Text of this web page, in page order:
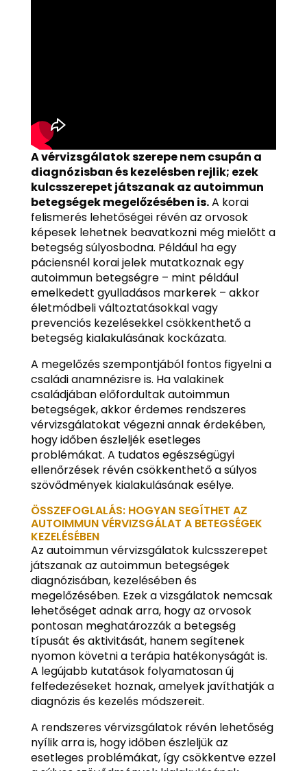
A vérvizsgálatok szerepe nem csupán a
diagnózisban és kezelésben rejlik; ezek
kulcsszerepet játszanak az autoimmun
betegségek megelőzésében is.A korai
felismerés lehetőségei révén az orvosok
képesek lehetnek beavatkozni még mielőtt a
betegség súlyosbodna. Például ha egy
páciensnél korai jelek mutatkoznak egy
autoimmun betegségre – mint például
emelkedett gyulladásos markerek – akkor
életmódbeli változtatásokkal vagy
prevenciós kezelésekkel csökkenthető a
betegség kialakulásának kockázata.
A megelőzés szempontjából fontos figyelni a
családi anamnézisre is. Ha valakinek
családjában előfordultak autoimmun
betegségek, akkor érdemes rendszeres
vérvizsgálatokat végezni annak érdekében,
hogy időben észleljék esetleges
problémákat. A tudatos egészségügyi
ellenőrzések révén csökkenthető a súlyos
szövődmények kialakulásának esélye.
ÖSSZEFOGLALÁS: HOGYAN SEGÍTHET AZ
AUTOIMMUN VÉRVIZSGÁLAT A BETEGSÉGEK
KEZELÉSÉBEN
Az autoimmun vérvizsgálatok kulcsszerepet
játszanak az autoimmun betegségek
diagnózisában, kezelésében és
megelőzésében. Ezek a vizsgálatok nemcsak
lehetőséget adnak arra, hogy az orvosok
pontosan meghatározzák a betegség
típusát és aktivitását, hanem segítenek
nyomon követni a terápia hatékonyságát is.
A legújabb kutatások folyamatosan új
felfedezéseket hoznak, amelyek javíthatják a
diagnózis és kezelés módszereit.
A rendszeres vérvizsgálatok révén lehetőség
nyílik arra is, hogy időben észleljük az
esetleges problémákat, így csökkentve ezzel